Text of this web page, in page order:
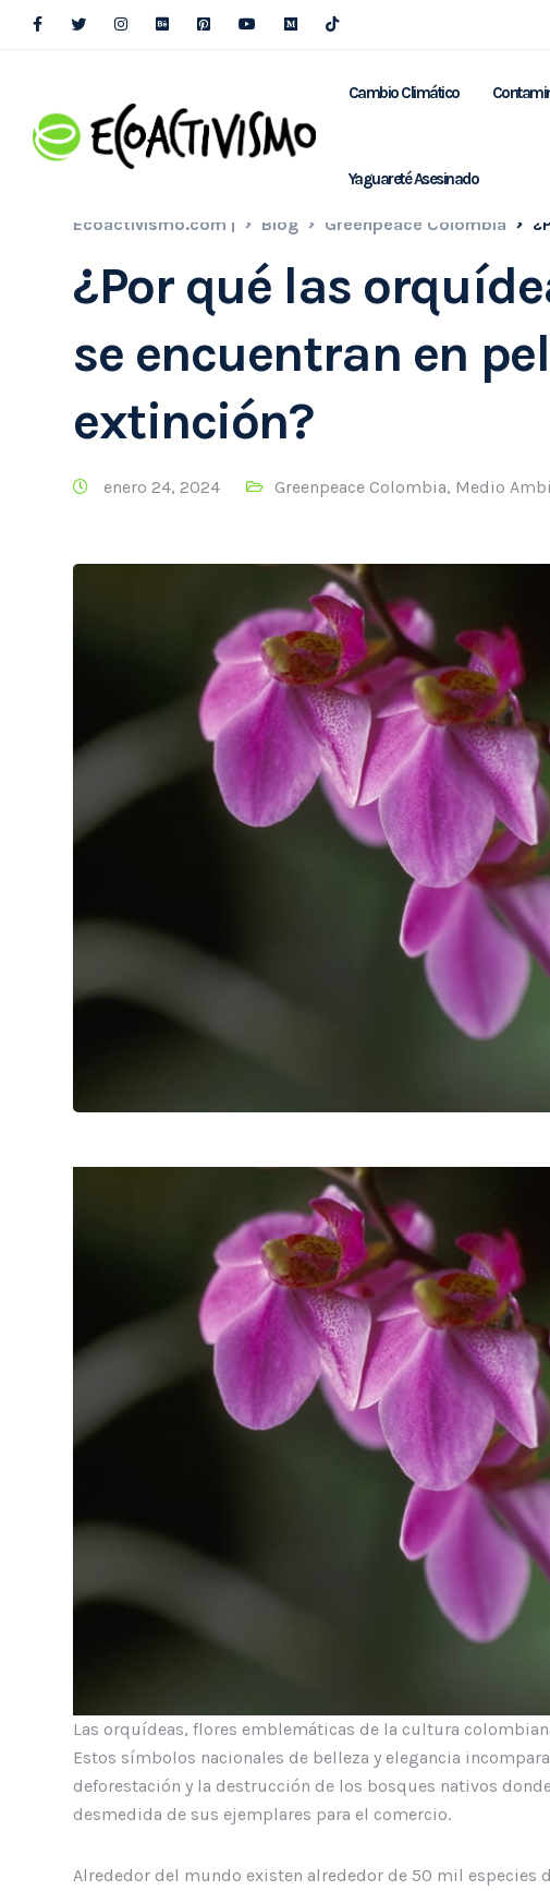
Cambio Climático
Yaguareté Asesinado
Ecoactivismo.com | Blog Greenpeace Colombia
¿Por qué las
se encuentran en
extinción?
enero 24, 2024 Greenpeace Colombia, Medio
Las orquídeas, flores emblemáticas de la cultura
Estos símbolos nacionales de belleza y elegancia
deforestación y la destrucción de los bosques nativos
desmedida de sus ejemplares para el comercio.
Alrededor del mundo existen alrededor de 50 mil especies